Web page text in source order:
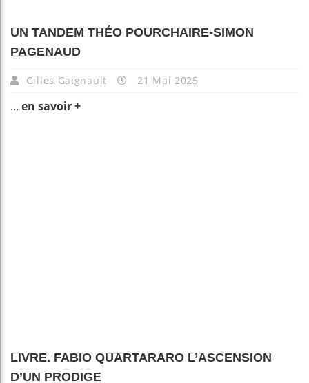
UN TANDEM THÉO POURCHAIRE-SIMON
PAGENAUD
Gilles Gaignault 21 Mai 2025
... en savoir +
LIVRE. FABIO QUARTARARO L’ASCENSION
D’UN PRODIGE